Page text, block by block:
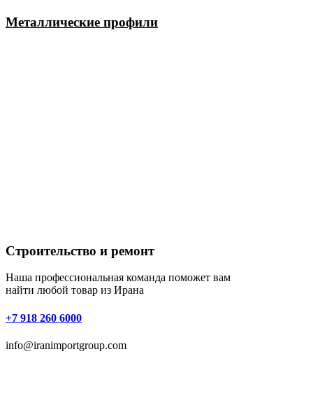
Металлические профили
Строительство и ремонт
Наша профессиональная команда поможет вам
найти любой товар из Ирана
+7 918 260 6000
info@iranimportgroup.com